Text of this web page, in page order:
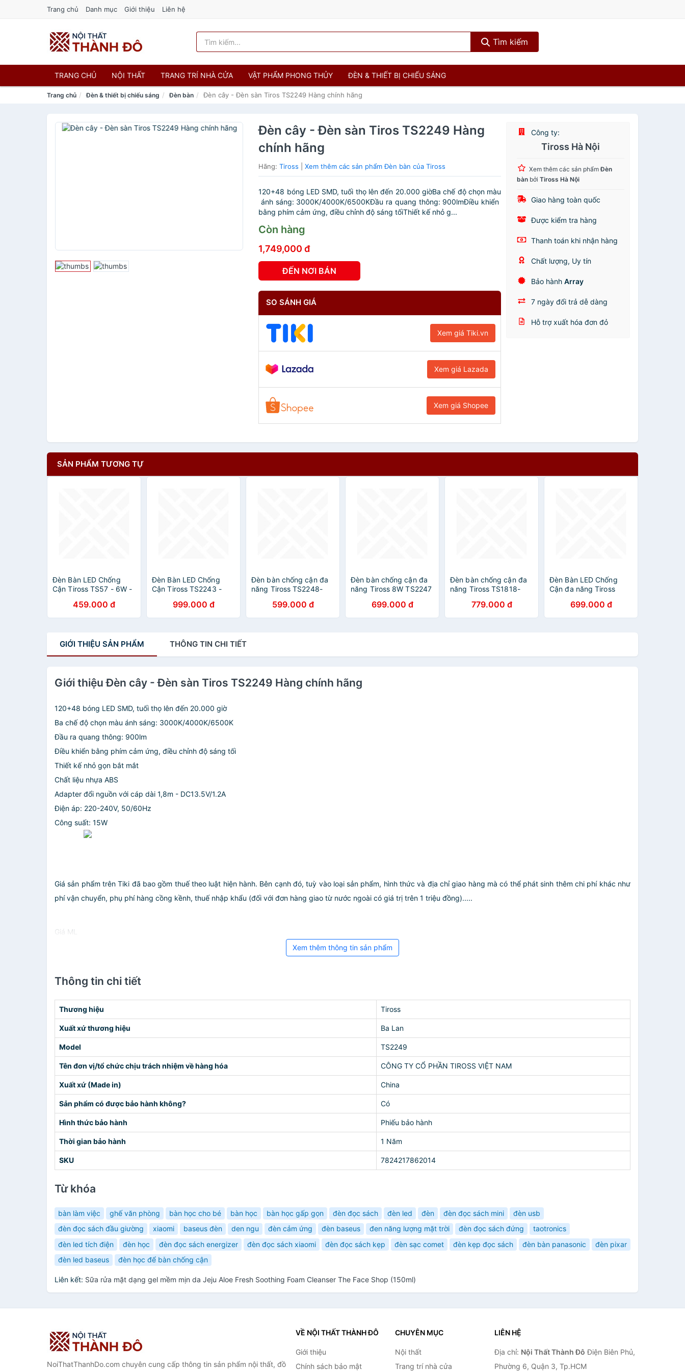
Trang chủ Danh mục Giới thiệu Liên hệ
Tìm kiếm
TRANG CHỦ NỘI THẤT TRANG TRÍ NHÀ CỬA VẬT PHẨM PHONG THỦY ĐÈN & THIẾT BỊ CHIẾU SÁNG
Trang chủ Đèn & thiết bị chiếu sáng Đèn bàn Đèn cây - Đèn sàn Tiros TS2249 Hàng chính hãng
Đèn cây - Đèn sàn Tiros TS2249 Hàng
chính hãng
Hãng:Tiross |Xem thêm các sản phẩm Đèn bàn của Tiross
120+48 bóng LED SMD, tuối thọ lên đến 20.000 giờBa chế độ chọn màu
ánh sáng: 3000K/4000K/6500KĐầu ra quang thông: 900lmĐiều khiển
bằng phím cảm ứng, điều chỉnh độ sáng tốiThiết kế nhỏ g...
Còn hàng
1,749,000 đ
ĐẾN NƠI BÁN
SO SÁNH GIÁ
Xem giá Tiki.vn
Xem giá Lazada
Xem giá Shopee
Công ty:
Tiross Hà Nội
Xem thêm các sản phẩmĐèn
bàn bởiTiross Hà Nội
Giao hàng toàn quốc
Được kiểm tra hàng
Thanh toán khi nhận hàng
Chất lượng, Uy tín
Bảo hànhArray
7 ngày đổi trả dễ dàng
Hỗ trợ xuất hóa đơn đỏ
SẢN PHẨM TƯƠNG TỰ
Đèn Bàn LED Chống
Cận Tiross TS57 - 6W -
459.000 đ
Đèn Bàn LED Chống
Cận Tiross TS2243 -
999.000 đ
Đèn bàn chống cận đa
năng Tiross TS2248-
599.000 đ
Đèn bàn chống cận đa
năng Tiross 8W TS2247
699.000 đ
Đèn bàn chống cận đa
năng Tiross TS1818-
779.000 đ
Đèn Bàn LED Chống
Cận đa năng Tiross
699.000 đ
GIỚI THIỆU SẢN PHẨM THÔNG TIN CHI TIẾT
Giới thiệu Đèn cây - Đèn sàn Tiros TS2249 Hàng chính hãng
120+48 bóng LED SMD, tuối thọ lên đến 20.000 giờ
Ba chế độ chọn màu ánh sáng: 3000K/4000K/6500K
Đầu ra quang thông: 900lm
Điều khiển bằng phím cảm ứng, điều chỉnh độ sáng tối
Thiết kế nhỏ gọn bắt mắt
Chất liệu nhựa ABS
Adapter đổi nguồn với cáp dài 1,8m - DC13.5V/1.2A
Điện áp: 220-240V, 50/60Hz
Công suất: 15W
Giá sản phẩm trên Tiki đã bao gồm thuế theo luật hiện hành. Bên cạnh đó, tuỳ vào loại sản phẩm, hình thức và địa chỉ giao hàng mà có thể phát sinh thêm chi phí khác như
phí vận chuyển, phụ phí hàng cồng kềnh, thuế nhập khẩu (đối với đơn hàng giao từ nước ngoài có giá trị trên 1 triệu đồng).....
Giá ML
Xem thêm thông tin sản phẩm
Thông tin chi tiết
Thương hiệu Tiross
Xuất xứ thương hiệu Ba Lan
Model TS2249
Tên đơn vị/tổ chức chịu trách nhiệm về hàng hóa CÔNG TY CỔ PHẦN TIROSS VIỆT NAM
Xuất xứ (Made in) China
Sản phẩm có được bảo hành không? Có
Hình thức bảo hành Phiếu bảo hành
Thời gian bảo hành 1 Năm
SKU 7824217862014
Từ khóa
bàn làm việc ghế văn phòng bàn học cho bé bàn học bàn học gấp gọn đèn đọc sách đèn led đèn đèn đọc sách mini
đèn usb
đèn đọc sách đầu giường
xiaomi baseus đèn den ngu đèn cảm ứng đèn baseus đen năng lượng mặt trời đèn đọc sách đứng
taotronics
đèn led tích điện
đèn học đèn đọc sách energizer đèn đọc sách xiaomi đèn đọc sách kẹp đèn sạc comet đèn kẹp đọc sách đèn bàn panasonic
đèn pixar
đèn led baseus
đèn học để bàn chống cận
Liên kết: Sữa rửa mặt dạng gel mềm mịn da Jeju Aloe Fresh Soothing Foam Cleanser The Face Shop (150ml)
NoiThatThanhDo.com chuyên cung cấp thông tin sản phẩm nội thất, đồ
VỀ NỘI THẤT THÀNH ĐÔ
Giới thiệu
Chính sách bảo mật
CHUYÊN MỤC
Nội thất
Trang trí nhà cửa
LIÊN HỆ
Địa chỉ: Nội Thất Thành Đô Điện Biên Phủ,
Phường 6, Quận 3, Tp.HCM